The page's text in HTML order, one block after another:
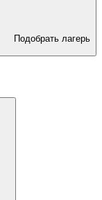
Подобрать лагерь